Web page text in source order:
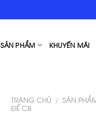
SẢN PHẨM KHUYẾN MÃI
TRANG CHỦ / SẢN
ĐẾ CB